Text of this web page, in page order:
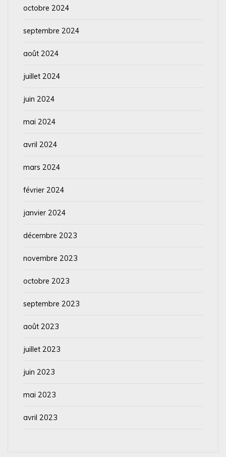
octobre 2024
septembre 2024
août 2024
juillet 2024
juin 2024
mai 2024
avril 2024
mars 2024
février 2024
janvier 2024
décembre 2023
novembre 2023
octobre 2023
septembre 2023
août 2023
juillet 2023
juin 2023
mai 2023
avril 2023